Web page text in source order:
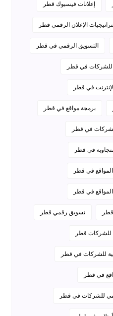
إعلانات فيسبوك قطر
الإعلان الرقمي قطر
التسويق الرقمي في قطر
للشركات في قطر
في قطر
برمجة مواقع في قطر
في قطر
في قطر
في قطر
في قطر
تسويق رقمي قطر
قطر
للشركات في قطر
في قطر
للشركات في قطر